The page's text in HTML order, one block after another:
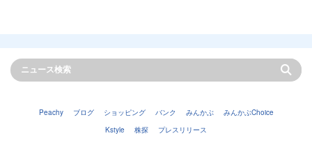
Peachy ブログ ショッピング バンク みんかぶ
みんかぶChoice
Kstyle
株探 プレスリリース